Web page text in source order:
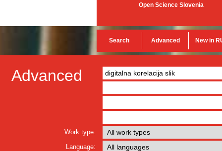
Open Science Slovenia
Search Advanced New in
Advanced
Work type:
Language: